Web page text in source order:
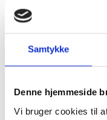
Samtykke
Denne hjemmeside
Vi bruger cookies til
nach jahrelanger
betreibt er eine
Augenleidende